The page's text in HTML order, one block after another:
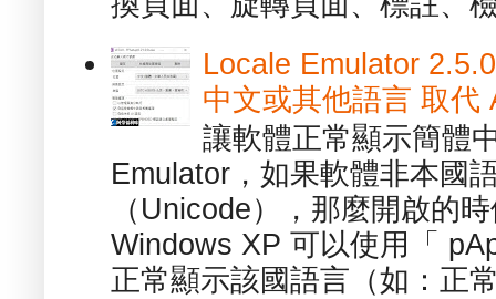
Locale Emulator
中文或其他語言 取代
讓軟體正常顯示簡體
Emulator，如果軟體非本國
（Unicode），那麼開啟的
Windows XP 可以使用「
正常顯示該國語言（如：正